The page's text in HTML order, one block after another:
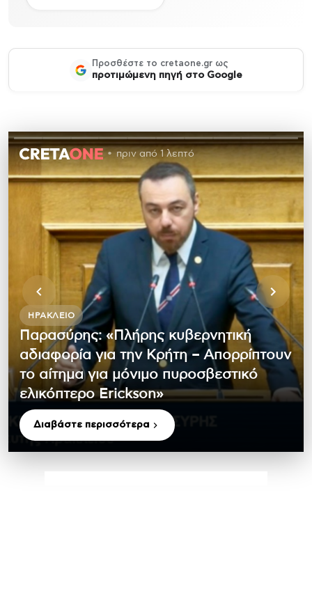
Προσθέστε το cretaone.gr ως
προτιμώμενη πηγή στο Google
πριν από 1 λεπτό
ΗΡΆΚΛΕΙΟ
Παρασύρης: «Πλήρης κυβερνητική
αδιαφορία για την Κρήτη – Απορρίπτουν
το αίτημα για μόνιμο πυροσβεστικό
ελικόπτερο Erickson»
Διαβάστε περισσότερα